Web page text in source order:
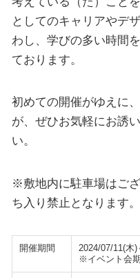
としてのキャリアやデ
わし、学びの多い時間
ております。
初めての開催がゆえに
が、ぜひお気軽にお誘
い。
※敷地内に駐車場はご
ち入り禁止となります。
開催期間
2024/07/11(木
※イベント会